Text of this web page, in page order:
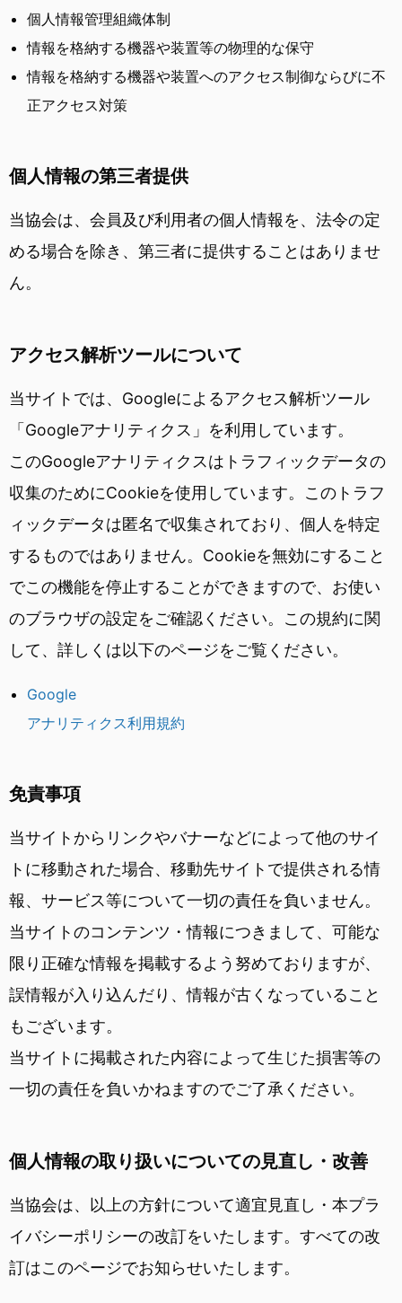
個人情報管理組織体制
情報を格納する機器や装置等の物理的な保守
情報を格納する機器や装置へのアクセス制御ならびに不
正アクセス対策
個人情報の第三者提供
当協会は、会員及び利用者の個人情報を、法令の定
める場合を除き、第三者に提供することはありませ
ん。
アクセス解析ツールについて
当サイトでは、Googleによるアクセス解析ツール
「Googleアナリティクス」を利用しています。
このGoogleアナリティクスはトラフィックデータの
収集のためにCookieを使用しています。このトラフ
ィックデータは匿名で収集されており、個人を特定
するものではありません。Cookieを無効にすること
でこの機能を停止することができますので、お使い
のブラウザの設定をご確認ください。この規約に関
して、詳しくは以下のページをご覧ください。
Google
アナリティクス利用規約
免責事項
当サイトからリンクやバナーなどによって他のサイ
トに移動された場合、移動先サイトで提供される情
報、サービス等について一切の責任を負いません。
当サイトのコンテンツ・情報につきまして、可能な
限り正確な情報を掲載するよう努めておりますが、
誤情報が入り込んだり、情報が古くなっていること
もございます。
当サイトに掲載された内容によって生じた損害等の
一切の責任を負いかねますのでご了承ください。
個人情報の取り扱いについての見直し・改善
当協会は、以上の方針について適宜見直し・本プラ
イバシーポリシーの改訂をいたします。すべての改
訂はこのページでお知らせいたします。